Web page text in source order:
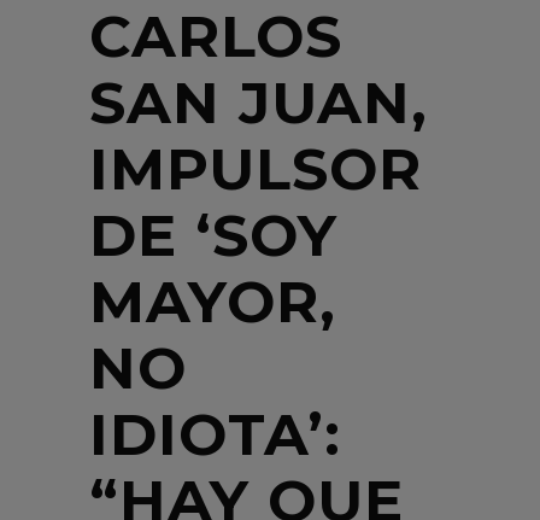
CARLOS
SAN JUAN,
IMPULSOR
DE ‘SOY
MAYOR,
NO
IDIOTA’:
“HAY QUE